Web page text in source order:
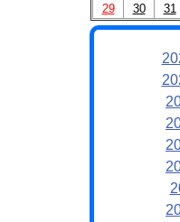
29
30 31